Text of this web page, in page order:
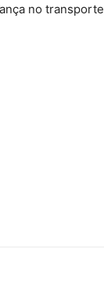
no transporte